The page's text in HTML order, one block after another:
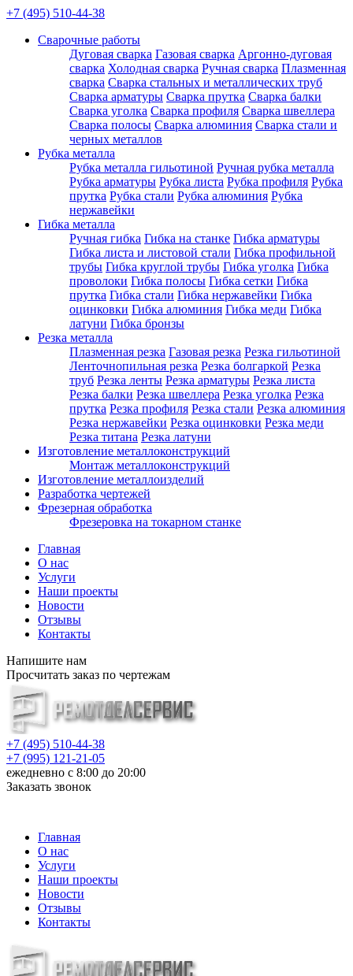
+7 (495) 510-44-38
Сварочные работы
Дуговая сварка Газовая сварка Аргонно-дуговая
сварка Холодная сварка Ручная сварка Плазменная
сварка Сварка стальных и металлических труб
Сварка арматуры Сварка прутка Сварка балки
Сварка уголка Сварка профиля Сварка швеллера
Сварка полосы Сварка алюминия Сварка стали и
черных металлов
Рубка металла
Рубка металла гильотиной Ручная рубка металла
Рубка арматуры Рубка листа Рубка профиля Рубка
прутка Рубка стали Рубка алюминия Рубка
нержавейки
Гибка металла
Ручная гибка Гибка на станке Гибка арматуры
Гибка листа и листовой стали Гибка профильной
трубы Гибка круглой трубы Гибка уголка Гибка
проволоки Гибка полосы Гибка сетки Гибка
прутка Гибка стали Гибка нержавейки Гибка
оцинковки Гибка алюминия Гибка меди Гибка
латуни Гибка бронзы
Резка металла
Плазменная резка Газовая резка Резка гильотиной
Ленточнопильная резка Резка болгаркой Резка
труб Резка ленты Резка арматуры Резка листа
Резка балки Резка швеллера Резка уголка Резка
прутка Резка профиля Резка стали Резка алюминия
Резка нержавейки Резка оцинковки Резка меди
Резка титана Резка латуни
Изготовление металлоконструкций
Монтаж металлоконструкций
Изготовление металлоизделий
Разработка чертежей
Фрезерная обработка
Фрезеровка на токарном станке
Главная
О нас
Услуги
Наши проекты
Новости
Отзывы
Контакты
Напишите нам
Просчитать заказ по чертежам
+7 (495) 510-44-38
+7 (995) 121-21-05
ежедневно с 8:00 до 20:00
Заказать звонок
Главная
О нас
Услуги
Наши проекты
Новости
Отзывы
Контакты